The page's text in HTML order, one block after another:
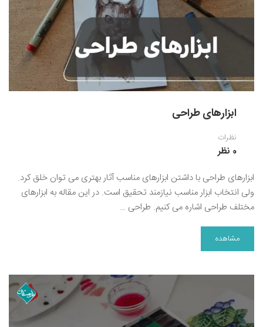
ابزارهای طراحی
نظرات
0 نظر
ابزارهای طراحی با داشتن ابزارهای مناسب آثار بهتری می توان خلق کرد.
ولی انتخاب ابزار مناسب نیازمند تحقیق است. در این مقاله به ابزارهای
مختلف طراحی اشاره می کنیم. طراحی …
مشاهده